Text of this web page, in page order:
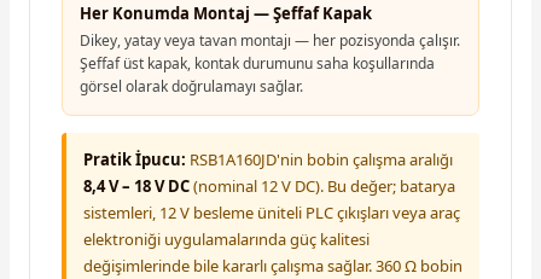
Her Konumda Montaj — Şeffaf Kapak
Dikey, yatay veya tavan montajı — her pozisyonda çalışır.
Şeffaf üst kapak, kontak durumunu saha koşullarında
görsel olarak doğrulamayı sağlar.
Pratik İpucu: RSB1A160JD'nin bobin çalışma aralığı
8,4 V – 18 V DC(nominal 12 V DC). Bu değer; batarya
sistemleri, 12 V besleme üniteli PLC çıkışları veya araç
elektroniği uygulamalarında güç kalitesi
değişimlerinde bile kararlı çalışma sağlar. 360 Ω bobin